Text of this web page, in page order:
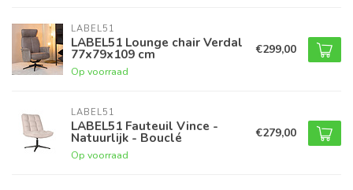
LABEL51
LABEL51 Lounge chair Verdal
77x79x109 cm
Op voorraad
€299,00
LABEL51
LABEL51 Fauteuil Vince -
Natuurlijk - Bouclé
Op voorraad
€279,00